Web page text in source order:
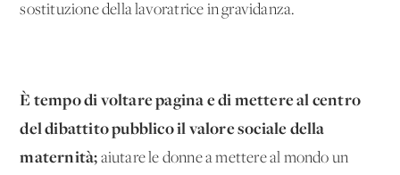
sostituzione della lavoratrice in gravidanza.
È tempo di voltare pagina e di mettere al centro
del dibattito pubblico il valore sociale della
maternità; aiutare le donne a mettere al mondo un